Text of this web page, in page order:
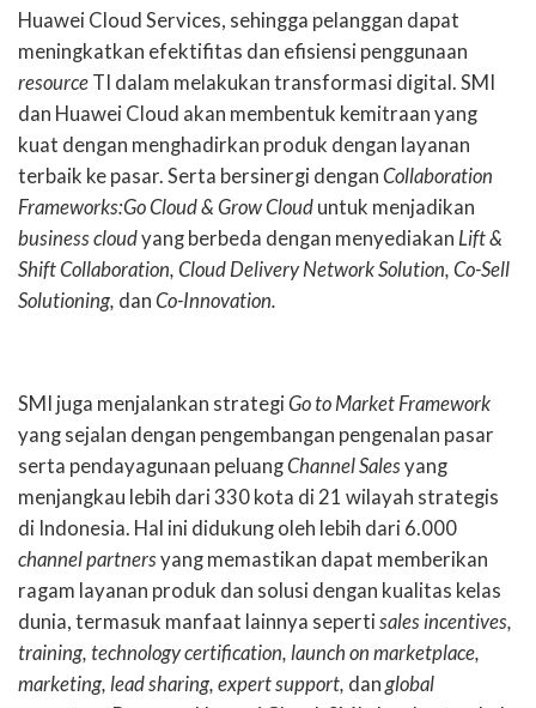
Huawei Cloud Services, sehingga pelanggan dapat
meningkatkan efektifitas dan efisiensi penggunaan
resource TI dalam melakukan transformasi digital. SMI
dan Huawei Cloud akan membentuk kemitraan yang
kuat dengan menghadirkan produk dengan layanan
terbaik ke pasar. Serta bersinergi dengan Collaboration
Frameworks:Go Cloud & Grow Cloud untuk menjadikan
business cloudyang berbeda dengan menyediakan Lift &
Shift Collaboration, Cloud Delivery Network Solution, Co-Sell
Solutioning, dan Co-Innovation.
SMI juga menjalankan strategi Go to Market Framework
yang sejalan dengan pengembangan pengenalan pasar
serta pendayagunaan peluangChannel Salesyang
menjangkau lebih dari 330 kota di 21 wilayah strategis
di Indonesia. Hal ini didukung oleh lebih dari 6.000
channel partnersyang memastikan dapat memberikan
ragam layanan produk dan solusi dengan kualitas kelas
dunia, termasuk manfaat lainnya seperti sales incentives,
training, technology certification, launch on marketplace,
marketing, lead sharing, expert support, dan global